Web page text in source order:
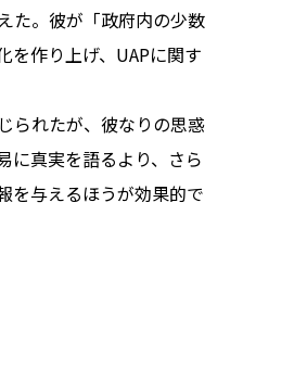
た。彼が「政府内の少数
を作り上げ、UAPに関す
られたが、彼なりの思惑
に真実を語るより、さら
を与えるほうが効果的で